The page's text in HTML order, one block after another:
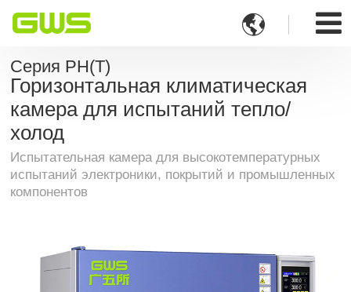

Серия PH(T)
Горизонтальная климатическая
камера для испытаний тепло/
холод
Испытательная камера для высокотемпературных
испытаний электроники, покрытий и промышленных
компонентов